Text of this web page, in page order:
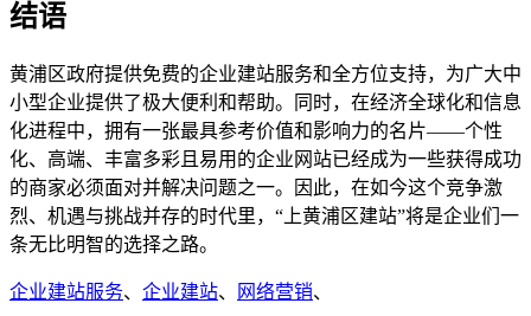
结语
黄浦区政府提供免费的企业建站服务和全方位支持，为广大中
小型企业提供了极大便利和帮助。同时，在经济全球化和信息
化进程中，拥有一张最具参考价值和影响力的名片——个性
化、高端、丰富多彩且易用的企业网站已经成为一些获得成功
的商家必须面对并解决问题之一。因此，在如今这个竞争激
烈、机遇与挑战并存的时代里，“上黄浦区建站”将是企业们一
条无比明智的选择之路。
企业建站服务、 企业建站、 网络营销、